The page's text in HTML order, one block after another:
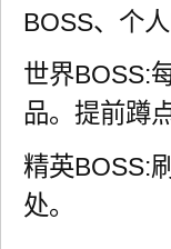
BOSS、个人
世界BOSS:
品。提前蹲
精英BOSS:
处。